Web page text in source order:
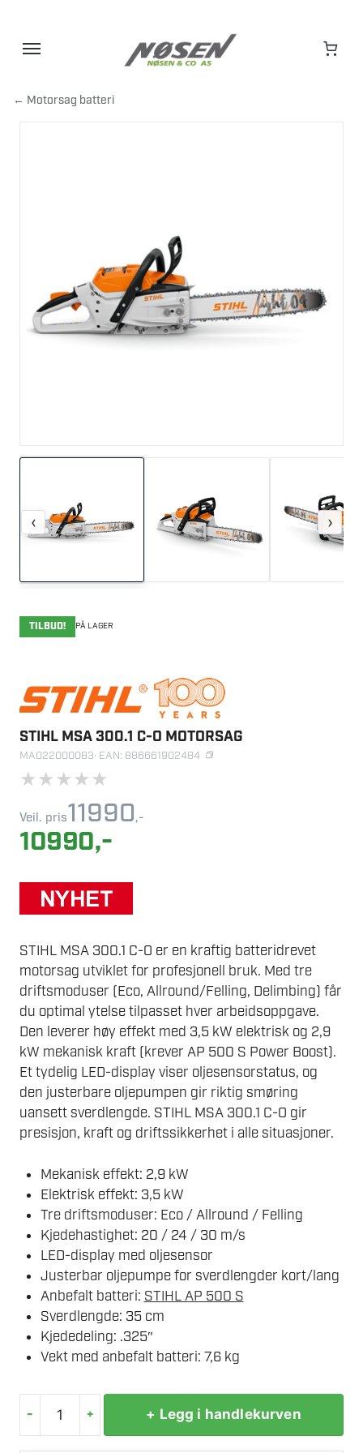
← Motorsag batteri
‹ ›
TILBUD! PÅ LAGER
STIHL MSA 300.1 C-O MOTORSAG
MA022000083· EAN: 886661902484
★★★★★
Veil. pris11990,-
10990,-
STIHL MSA 300.1 C-O er en kraftig batteridrevet
motorsag utviklet for profesjonell bruk. Med tre
driftsmoduser (Eco, Allround/Felling, Delimbing) får
du optimal ytelse tilpasset hver arbeidsoppgave.
Den leverer høy effekt med 3,5 kW elektrisk og 2,9
kW mekanisk kraft (krever AP 500 S Power Boost).
Et tydelig LED-display viser oljesensorstatus, og
den justerbare oljepumpen gir riktig smøring
uansett sverdlengde. STIHL MSA 300.1 C-O gir
presisjon, kraft og driftssikkerhet i alle situasjoner.
Mekanisk effekt: 2,9 kW
Elektrisk effekt: 3,5 kW
Tre driftsmoduser: Eco / Allround / Felling
Kjedehastighet: 20 / 24 / 30 m/s
LED-display med oljesensor
Justerbar oljepumpe for sverdlengder kort/lang
Anbefalt batteri: STIHL AP 500 S
Sverdlengde: 35 cm
Kjededeling: .325″
Vekt med anbefalt batteri: 7,6 kg
- + + Legg i handlekurven